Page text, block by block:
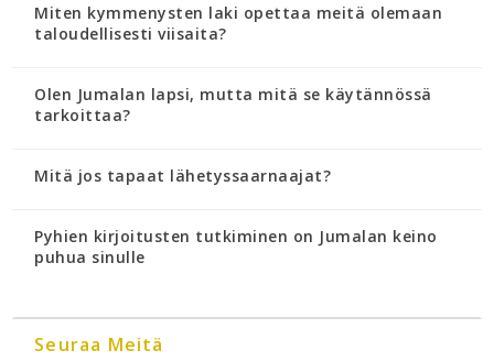
Miten kymmenysten laki opettaa meitä olemaan
taloudellisesti viisaita?
Olen Jumalan lapsi, mutta mitä se käytännössä
tarkoittaa?
Mitä jos tapaat lähetyssaarnaajat?
Pyhien kirjoitusten tutkiminen on Jumalan keino
puhua sinulle
Seuraa Meitä